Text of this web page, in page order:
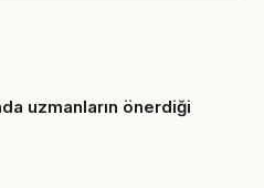
uzmanların önerdiği